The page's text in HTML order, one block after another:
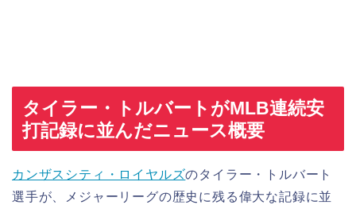
タイラー・トルバートがMLB連続安
打記録に並んだニュース概要
カンザスシティ・ロイヤルズのタイラー・トルバート
選手が、メジャーリーグの歴史に残る偉大な記録に並